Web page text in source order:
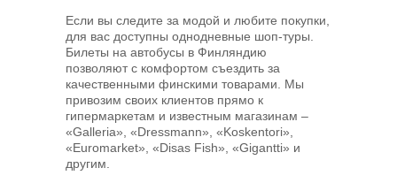
Если вы следите за модой и любите покупки,
для вас доступны однодневные шоп-туры.
Билеты на автобусы в Финляндию
позволяют с комфортом съездить за
качественными финскими товарами. Мы
привозим своих клиентов прямо к
гипермаркетам и известным магазинам –
«Galleria», «Dressmann», «Koskentori»,
«Euromarket», «Disas Fish», «Gigantti» и
другим.